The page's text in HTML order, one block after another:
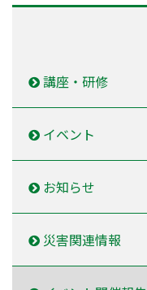
講座・研修
イベント
お知らせ
災害関連情報